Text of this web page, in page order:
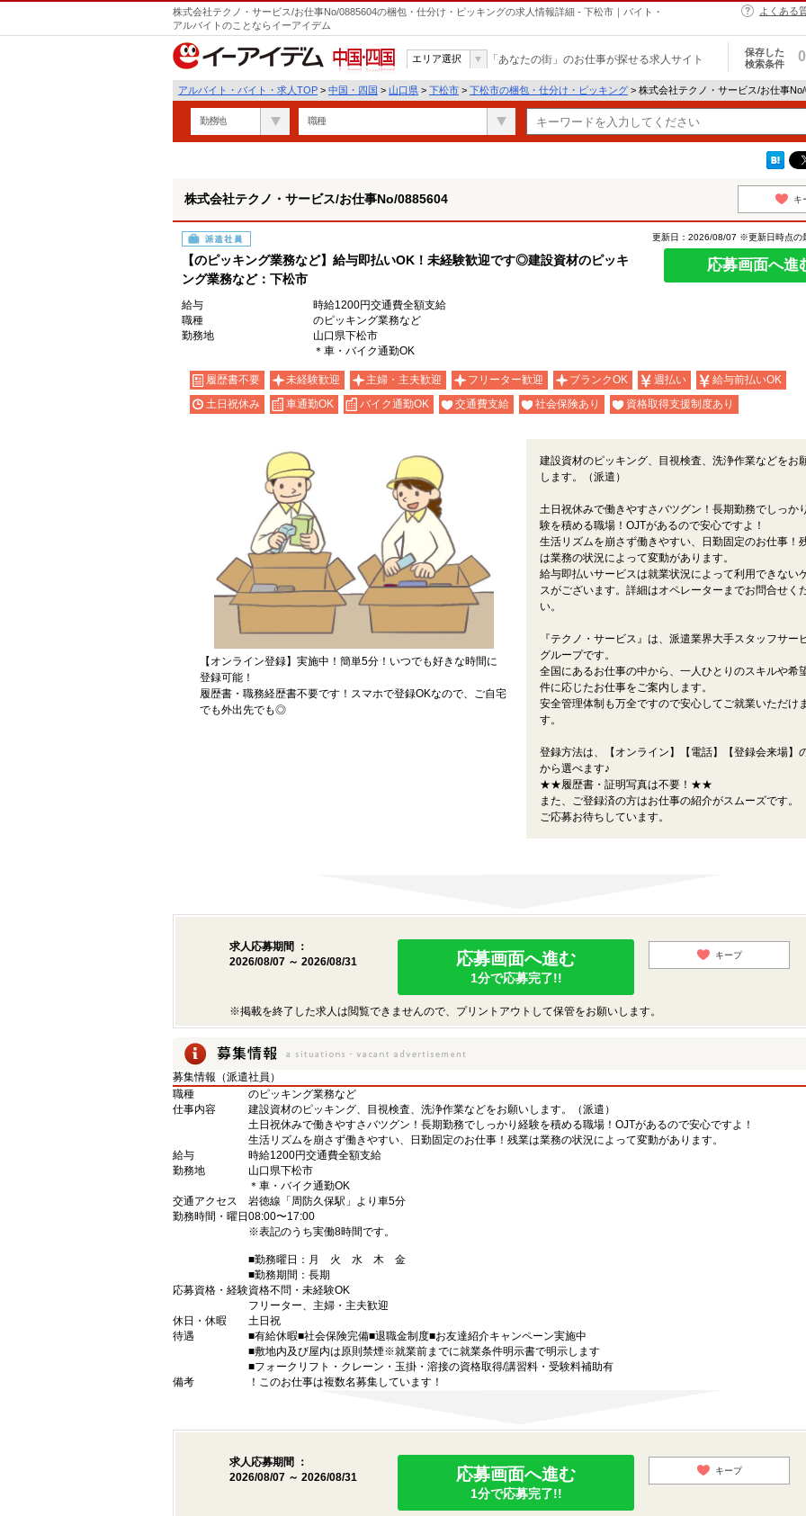
株式会社テクノ・サービス/お仕事No/0885604の梱包・仕分け・ピッキングの求人情報詳細 - 下松市｜バイト・
アルバイトのことならイーアイデム
よくある
中国・四国
エリア選択 「あなたの街」のお仕事が探せる求人サイト
保存した
検索条件
0
アルバイト・バイト・求人TOP > 中国・四国 > 山口県 > 下松市 > 下松市の梱包・仕分け・ピッキング > 株式会社テクノ・サービス/お仕事
勤務地 職種
株式会社テクノ・サービス/お仕事No/0885604 キ
派遣社員
【のピッキング業務など】給与即払いOK！未経験歓迎です◎建設資材のピッキ
ング業務など：下松市
更新日：2026/08/07 ※更新日時点の
応募画面へ進
給与
時給1200円交通費全額支給
職種
のピッキング業務など
勤務地
山口県下松市
＊車・バイク通勤OK
履歴書不要 未経験歓迎 主婦・主夫歓迎 フリーター歓迎 ブランクOK 週払い
給与前払いOK
土日祝休み
車通勤OK バイク通勤OK 交通費支給 社会保険あり 資格取得支援制度あり
【オンライン登録】実施中！簡単5分！いつでも好きな時間に
登録可能！
履歴書・職務経歴書不要です！スマホで登録OKなので、ご自宅
でも外出先でも◎
建設資材のピッキング、目視検査、洗浄作業などをお
します。（派遣）
土日祝休みで働きやすさバツグン！長期勤務でしっか
験を積める職場！OJTがあるので安心ですよ！
生活リズムを崩さず働きやすい、日勤固定のお仕事！
は業務の状況によって変動があります。
給与即払いサービスは就業状況によって利用できない
スがございます。詳細はオペレーターまでお問合せく
い。
『テクノ・サービス』は、派遣業界大手スタッフサー
グループです。
全国にあるお仕事の中から、一人ひとりのスキルや希
件に応じたお仕事をご案内します。
安全管理体制も万全ですので安心してご就業いただけま
す。
登録方法は、【オンライン】【電話】【登録会来場】
から選べます♪
★★履歴書・証明写真は不要！★★
また、ご登録済の方はお仕事の紹介がスムーズです。
ご応募お待ちしています。
求人応募期間 ：
2026/08/07 ～ 2026/08/31
応募画面へ進む
1分で応募完了!!
キープ
※掲載を終了した求人は閲覧できませんので、プリントアウトして保管をお願いします。
募集情報（派遣社員）
職種
のピッキング業務など
仕事内容
建設資材のピッキング、目視検査、洗浄作業などをお願いします。（派遣）
土日祝休みで働きやすさバツグン！長期勤務でしっかり経験を積める職場！OJTがあるので安心ですよ！
生活リズムを崩さず働きやすい、日勤固定のお仕事！残業は業務の状況によって変動があります。
給与
時給1200円交通費全額支給
勤務地
山口県下松市
＊車・バイク通勤OK
交通アクセス
岩徳線「周防久保駅」より車5分
勤務時間・曜日 08:00〜17:00
※表記のうち実働8時間です。
■勤務曜日：月 火 水 木 金
■勤務期間：長期
応募資格・経験資格不問・未経験OK
フリーター、主婦・主夫歓迎
休日・休暇
土日祝
待遇
■有給休暇■社会保険完備■退職金制度■お友達紹介キャンペーン実施中
■敷地内及び屋内は原則禁煙※就業前までに就業条件明示書で明示します
■フォークリフト・クレーン・玉掛・溶接の資格取得/講習料・受験料補助有
備考
！このお仕事は複数名募集しています！
求人応募期間 ：
2026/08/07 ～ 2026/08/31
応募画面へ進む
1分で応募完了!!
キープ